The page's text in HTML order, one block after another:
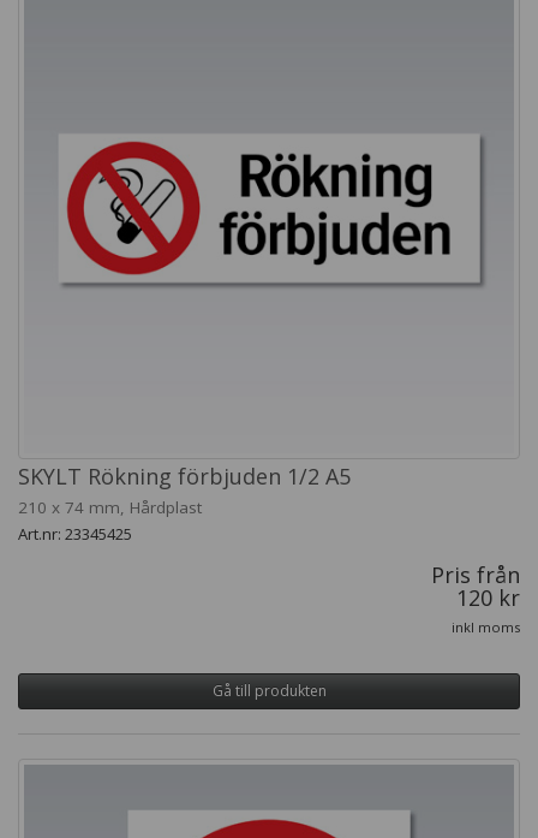
SKYLT Rökning förbjuden 1/2 A5
210 x 74 mm, Hårdplast
Art.nr: 23345425
Pris från
120 kr
inkl moms
Gå till produkten